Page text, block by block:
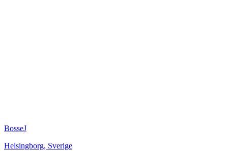
BosseJ
Helsingborg, Sverige